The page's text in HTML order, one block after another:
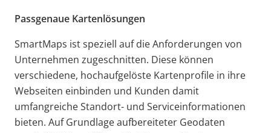
Passgenaue Kartenlösungen
SmartMaps ist speziell auf die Anforderungen von
Unternehmen zugeschnitten. Diese können
verschiedene, hochaufgelöste Kartenprofile in ihre
Webseiten einbinden und Kunden damit
umfangreiche Standort- und Serviceinformationen
bieten. Auf Grundlage aufbereiteter Geodaten